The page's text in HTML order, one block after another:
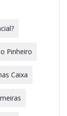
Pinheiro
Caixa